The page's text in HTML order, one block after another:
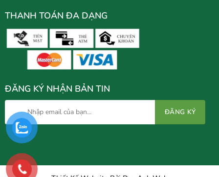
THANH TOÁN ĐA DẠNG
ĐĂNG KÝ NHẬN BẢN TIN